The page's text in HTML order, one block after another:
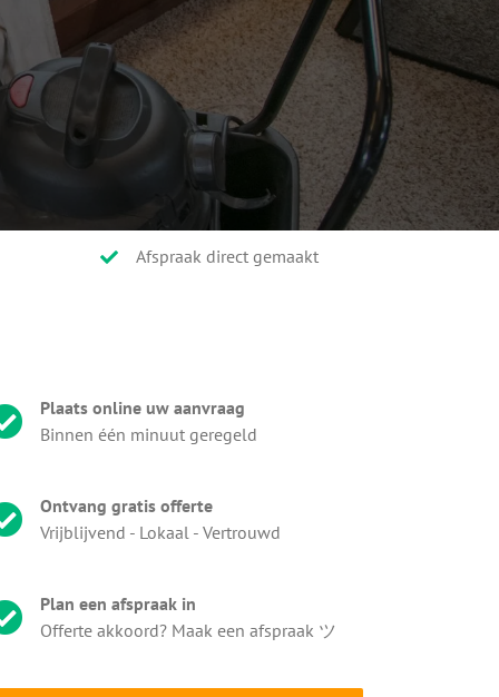
Afspraak direct gemaakt
Plaats online uw aanvraag
Binnen één minuut geregeld
Ontvang gratis offerte
Vrijblijvend - Lokaal - Vertrouwd
Plan een afspraak in
Offerte akkoord? Maak een afspraak ツ